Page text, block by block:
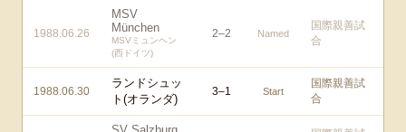
1988.06.26
MSV
München
MSVミュンヘン
(西ドイツ)
2–2 Named
国際親善試
合
1988.06.30
ランドシュッ
ト(オランダ)
3–1 Start
国際親善試
合